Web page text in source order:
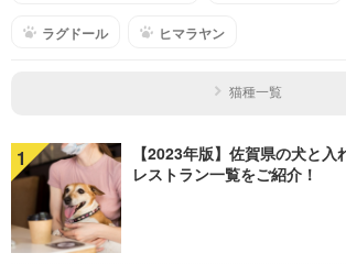
ラグドール ヒマラヤン
猫種一覧
1
【2023年版】佐賀県の犬と入
レストラン一覧をご紹介！